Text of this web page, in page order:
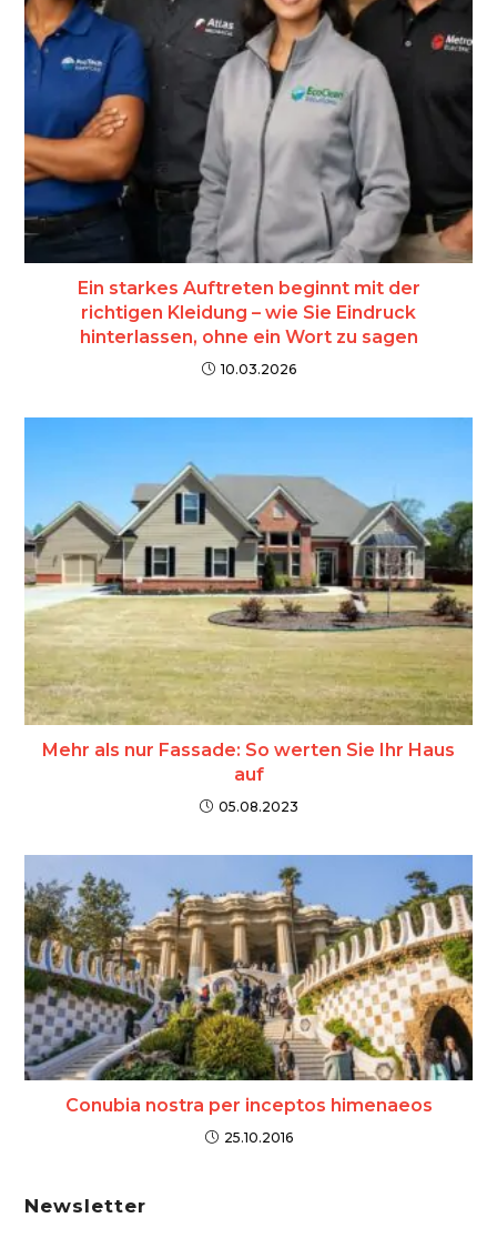
Ein starkes Auftreten beginnt mit der
richtigen Kleidung – wie Sie Eindruck
hinterlassen, ohne ein Wort zu sagen
10.03.2026
Mehr als nur Fassade: So werten Sie Ihr Haus
auf
05.08.2023
Conubia nostra per inceptos himenaeos
25.10.2016
Newsletter